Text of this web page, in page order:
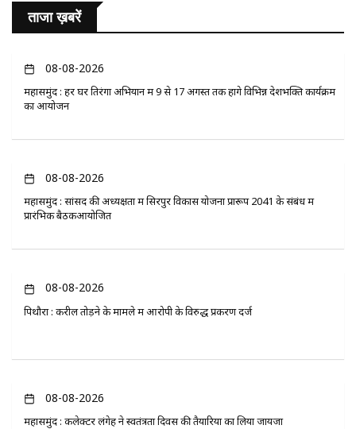
ताजा ख़बरें
08-08-2026
महासमुंद : हर घर तिरंगा अभियान में 9 से 17 अगस्त तक होंगे विभिन्न देशभक्ति कार्यक्रम
का आयोजन
08-08-2026
महासमुंद : सांसद की अध्यक्षता में सिरपुर विकास योजना प्रारूप 2041 के संबंध में
प्रारंभिक बैठकआयोजित
08-08-2026
पिथौरा : करील तोड़ने के मामले में आरोपी के विरुद्ध प्रकरण दर्ज
08-08-2026
महासमुंद : कलेक्टर लंगेह ने स्वतंत्रता दिवस की तैयारियों का लिया जायजा